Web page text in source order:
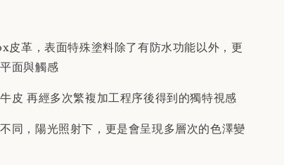
皮革，表面特殊塗料除了有防水功能以外，更
面與觸感
皮 再經多次繁複加工程序後得到的獨特視感
同，陽光照射下，更是會呈現多層次的色澤變